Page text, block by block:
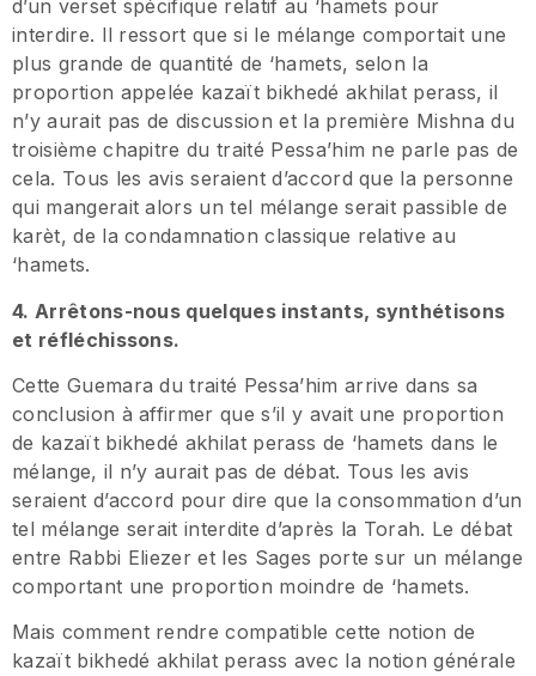
d’un verset spécifique relatif au ‘hamets pour
interdire. Il ressort que si le mélange comportait une
plus grande de quantité de ‘hamets, selon la
proportion appelée kazaït bikhedé akhilat perass, il
n’y aurait pas de discussion et la première Mishna du
troisième chapitre du traité Pessa’him ne parle pas de
cela. Tous les avis seraient d’accord que la personne
qui mangerait alors un tel mélange serait passible de
karèt, de la condamnation classique relative au
‘hamets.
4. Arrêtons-nous quelques instants, synthétisons
et réfléchissons.
Cette Guemara du traité Pessa’him arrive dans sa
conclusion à affirmer que s’il y avait une proportion
de kazaït bikhedé akhilat perass de ‘hamets dans le
mélange, il n’y aurait pas de débat. Tous les avis
seraient d’accord pour dire que la consommation d’un
tel mélange serait interdite d’après la Torah. Le débat
entre Rabbi Eliezer et les Sages porte sur un mélange
comportant une proportion moindre de ‘hamets.
Mais comment rendre compatible cette notion de
kazaït bikhedé akhilat perass avec la notion générale